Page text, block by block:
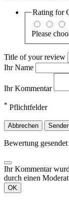
Rating for
Please
Title of your review
Ihr Name
Ihr Kommentar
* Pflichtfelder
Abbrechen
Bewertung gesendet
Ihr Kommentar
durch einen
OK